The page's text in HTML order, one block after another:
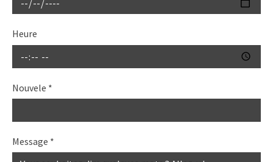
Heure
Nouvele *
Message *